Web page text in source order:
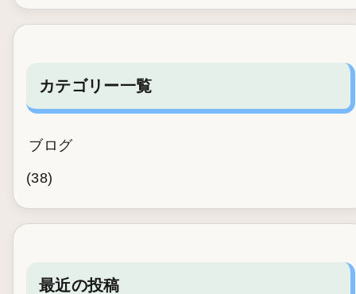
カテゴリー一覧
ブログ
(38)
最近の投稿